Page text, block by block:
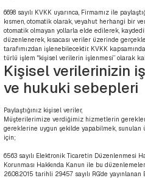
6698 sayılı KVKK uyarınca, Firmamız ile
kısmen, otomatik olarak, veyahut herhangi bir
otomatik olmayan yollarla elde edilerek,
düzenlenerek, kısacası veriler üzerinde
tarafımızdan işlenebilecektir. KVKK
türlü işlem "kişisel verilerin işlenmesi” olarak
Kişisel verilerinizin
ve hukuki sebepleri
Paylaştığınız kişisel veriler,
Müşterilerimize verdiğimiz hizmetlerin
gereklerine uygun şekilde yapabilmek,
için;
6563 sayılı Elektronik Ticaretin Düzenlenmesi
Korunması Hakkında Kanun ile bu
26.08.2015 tarihli 29457 sayılı RG’de